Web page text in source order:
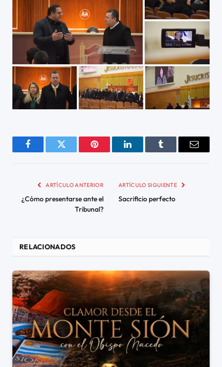
FacebookTwitter Pinterest LinkedInTumblr Email
ARTÍCULO ANTERIOR
¿Cómo presentarse ante el
Tribunal?
ARTÍCULO SIGUIENTE
Sacrificio perfecto
RELACIONADOS